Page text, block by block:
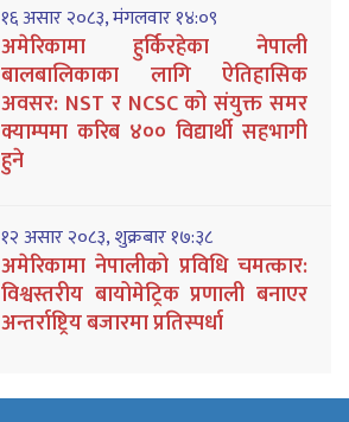
१६ असार २०८३, मंगलवार १४:०९
अमेरिकामा हुर्किरहेका नेपाली
बालबालिकाका लागि ऐतिहासिक
अवसर: NST र NCSC को संयुक्त समर
क्याम्पमा करिब ४०० विद्यार्थी सहभागी
हुने
१२ असार २०८३, शुक्रबार १७:३८
अमेरिकामा नेपालीको प्रविधि चमत्कार:
विश्वस्तरीय बायोमेट्रिक प्रणाली बनाएर
अन्तर्राष्ट्रिय बजारमा प्रतिस्पर्धा